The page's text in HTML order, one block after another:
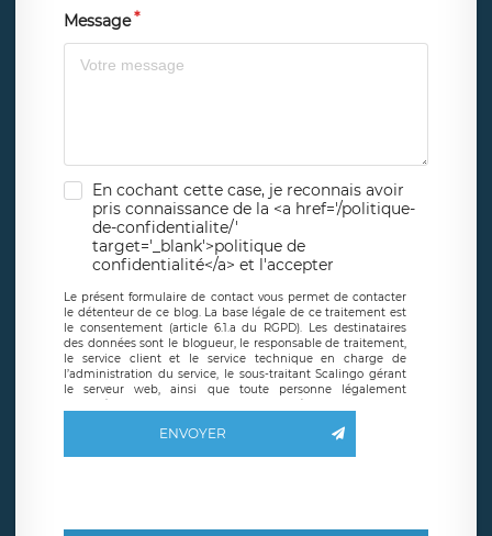
Message
En cochant cette case, je reconnais avoir
pris connaissance de la <a href='/politique-
de-confidentialite/'
target='_blank'>politique de
confidentialité</a> et l'accepter
Le présent formulaire de contact vous permet de contacter
le détenteur de ce blog. La base légale de ce traitement est
le consentement (article 6.1.a du RGPD). Les destinataires
des données sont le blogueur, le responsable de traitement,
le service client et le service technique en charge de
l’administration du service, le sous-traitant Scalingo gérant
le serveur web, ainsi que toute personne légalement
autorisée. Le formulaire de contact à destination du
basé en France et offrant des
clauses de protection
limitation du traitement relatif à vos données à caractère
ENVOYER